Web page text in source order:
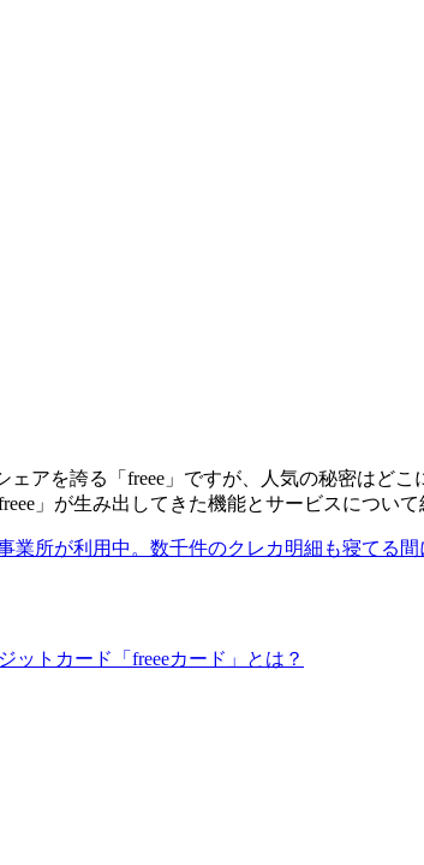
ェアを誇る「freee」ですが、人気の秘密はど
」が生み出してきた機能とサービスについて
業所が利用中。数千件のクレカ明細も寝て
ットカード「freeeカード」とは？